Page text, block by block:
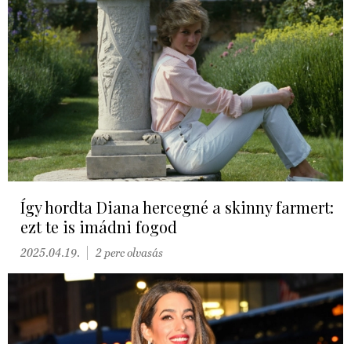
Így hordta Diana hercegné a skinny farmert:
ezt te is imádni fogod
2025.04.19. 2 perc olvasás